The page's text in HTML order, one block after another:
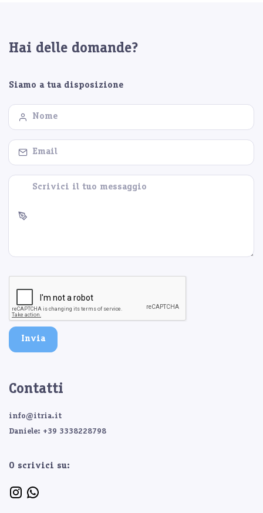
Hai delle domande?
Siamo a tua disposizione
Invia
Contatti
info@itria.it
Daniele: +39 3338228798
O scrivici su: